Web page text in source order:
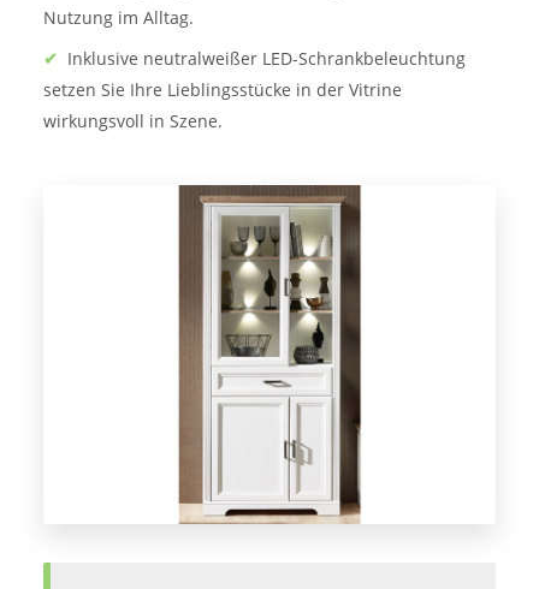
Nutzung im Alltag.
✔ Inklusive neutralweißer LED-Schrankbeleuchtung
setzen Sie Ihre Lieblingsstücke in der Vitrine
wirkungsvoll in Szene.